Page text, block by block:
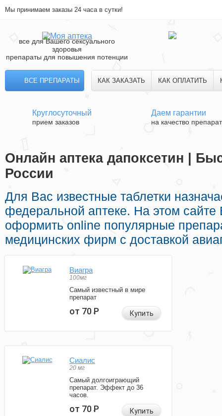
Мы принимаем заказы 24 часа в сутки!
все для Вашего сексуального
здоровья
препараты для повышения потенции
ВСЕ ПРЕПАРАТЫ КАК ЗАКАЗАТЬ КАК ОПЛАТИТЬ
Круглосуточный
прием заказов
Даем гарантии
на качество
Онлайн аптека дапоксетин |
России
Для Вас известные таблетки
федеральной аптеке. На этом
оформить online популярные
медицинских фирм с доставкой
Виагра
100мг
Самый известный в мире
препарат
от 70Р Купить
Сиалис
20 мг
Самый долгоиграющий
препарат. Эффект до 36
часов.
от 70Р Купить